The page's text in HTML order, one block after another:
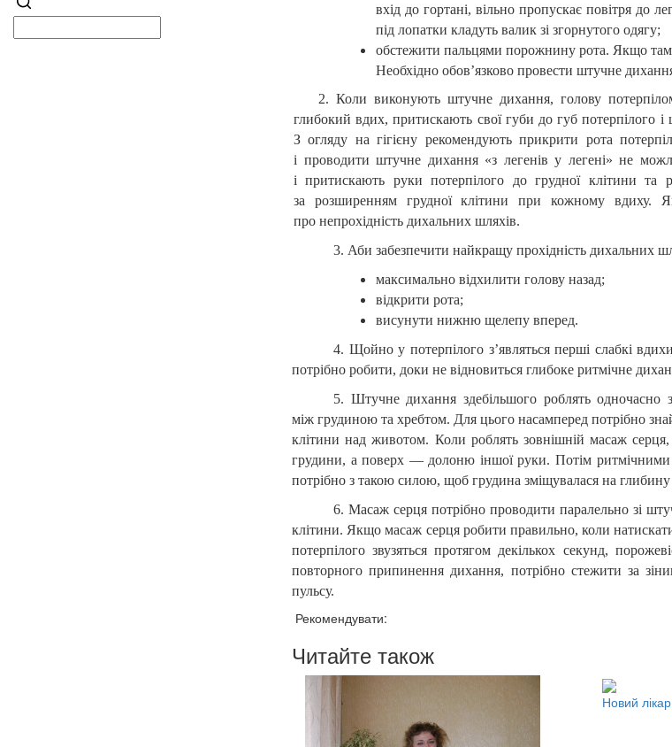
вхід до гортані, вільно пропускає повітря до
під лопатки кладуть валик зі згорнутого одягу;
обстежити пальцями порожнину рота. Якщо там
Необхідно обов’язково провести штучне
2. Коли виконують штучне дихання, голову
глибокий вдих, притискають свої губи до губ потерпілого
З огляду на гігієну рекомендують прикрити рота
і проводити штучне дихання «з легенів у легені» не
і притискають руки потерпілого до грудної клітини та
за розширенням грудної клітини при кожному вдиху.
про непрохідність дихальних шляхів.
3. Аби забезпечити найкращу прохідність дихальних
максимально відхилити голову назад;
відкрити рота;
висунути нижню щелепу вперед.
4. Щойно у потерпілого з’являться перші слабкі
потрібно робити, доки не відновиться глибоке ритмічне
5. Штучне дихання здебільшого роблять одночасно з
між грудиною та хребтом. Для цього насамперед потрібно
клітини над животом. Коли роблять зовнішній масаж
грудини, а поверх — долоню іншої руки. Потім
потрібно з такою силою, щоб грудина зміщувалася на
6. Масаж серця потрібно проводити паралельно зі
клітини. Якщо масаж серця робити правильно, коли
потерпілого звузяться протягом декількох секунд,
повторного припинення дихання, потрібно стежити за
пульсу.
Рекомендувати:
Читайте також
Новий